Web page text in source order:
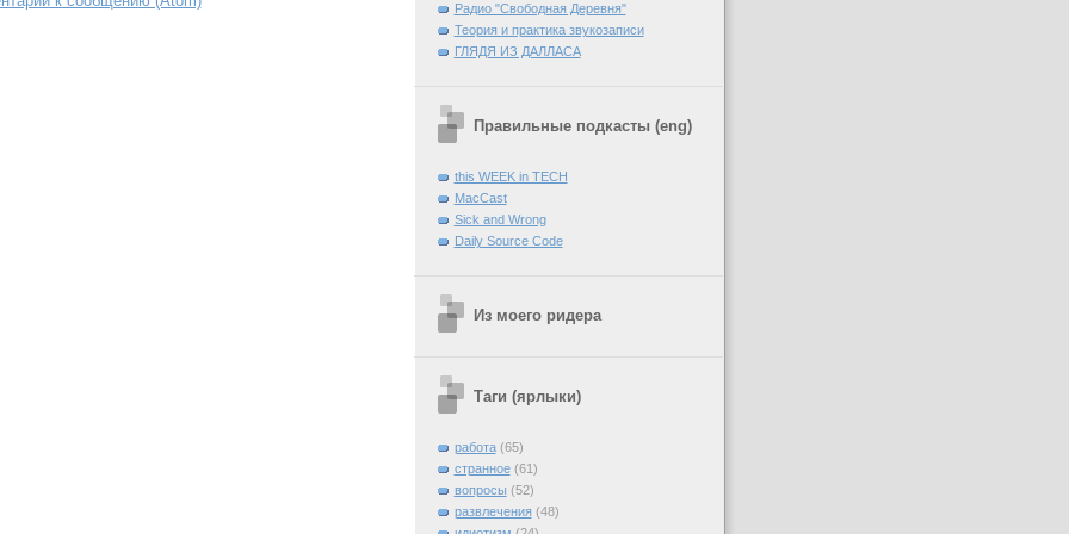
Радио "Свободная Деревня"
Теория и практика звукозаписи
ГЛЯДЯ ИЗ ДАЛЛАСА
Правильные подкасты (eng)
this WEEK in TECH
MacCast
Sick and Wrong
Daily Source Code
Из моего ридера
Таги (ярлыки)
работа (65)
странное (61)
вопросы (52)
развлечения (48)